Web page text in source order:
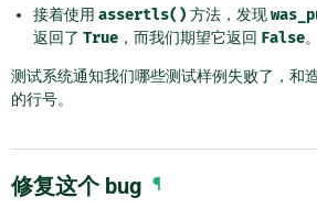
接着使用 assertls() 方法，发现
返回了 True ，而我们期望它返回 False。
测试系统通知我们哪些测试样例失败了，和
的行号。
修复这个 bug ¶